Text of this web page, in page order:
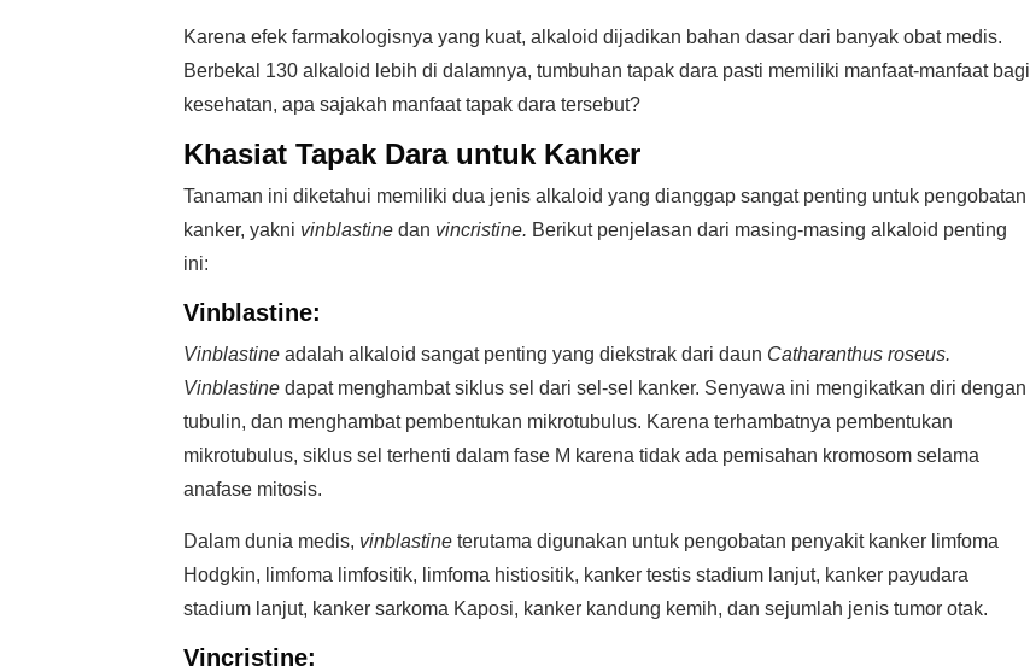
Karena efek farmakologisnya yang kuat, alkaloid dijadikan bahan dasar dari banyak obat medis.
Berbekal 130 alkaloid lebih di dalamnya, tumbuhan tapak dara pasti memiliki manfaat-manfaat bagi
kesehatan, apa sajakah manfaat tapak dara tersebut?
Khasiat Tapak Dara untuk Kanker
Tanaman ini diketahui memiliki dua jenis alkaloid yang dianggap sangat penting untuk pengobatan
kanker, yakni vinblastine dan vincristine. Berikut penjelasan dari masing-masing alkaloid penting
ini:
Vinblastine:
Vinblastine adalah alkaloid sangat penting yang diekstrak dari daun Catharanthus roseus.
Vinblastine dapat menghambat siklus sel dari sel-sel kanker. Senyawa ini mengikatkan diri dengan
tubulin, dan menghambat pembentukan mikrotubulus. Karena terhambatnya pembentukan
mikrotubulus, siklus sel terhenti dalam fase M karena tidak ada pemisahan kromosom selama
anafase mitosis.
Dalam dunia medis, vinblastine terutama digunakan untuk pengobatan penyakit kanker limfoma
Hodgkin, limfoma limfositik, limfoma histiositik, kanker testis stadium lanjut, kanker payudara
stadium lanjut, kanker sarkoma Kaposi, kanker kandung kemih, dan sejumlah jenis tumor otak.
Vincristine: